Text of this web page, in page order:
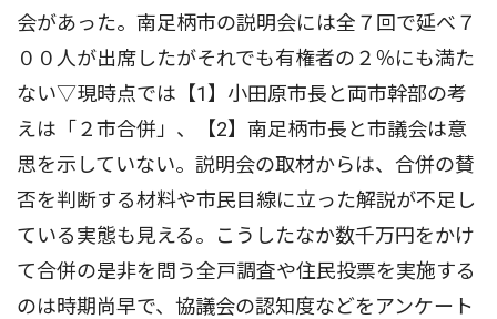
会があった。南足柄市の説明会には全７回で延べ７
００人が出席したがそれでも有権者の２％にも満た
ない▽現時点では【1】小田原市長と両市幹部の考
えは「２市合併」、【2】南足柄市長と市議会は意
思を示していない。説明会の取材からは、合併の賛
否を判断する材料や市民目線に立った解説が不足し
ている実態も見える。こうしたなか数千万円をかけ
て合併の是非を問う全戸調査や住民投票を実施する
のは時期尚早で、協議会の認知度などをアンケート